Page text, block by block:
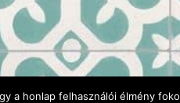
a honlap felhasználói élmény